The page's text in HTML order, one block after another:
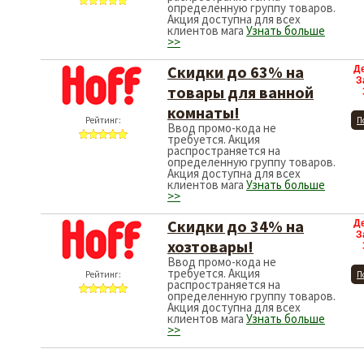
определенную группу товаров.
Акция доступна для всех
клиентов мага Узнать больше
>>
Рейтинг:
Скидки до 63% на
товары для ванной
комнаты!
Ввод промо-кода не
требуется. Акция
распространяется на
определенную группу товаров.
Акция доступна для всех
клиентов мага Узнать больше
>>
Рейтинг:
Скидки до 34% на
хозтовары!
Ввод промо-кода не
требуется. Акция
распространяется на
определенную группу товаров.
Акция доступна для всех
клиентов мага Узнать больше
>>